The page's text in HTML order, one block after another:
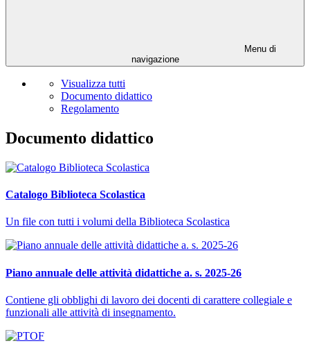
Menu di
navigazione
Visualizza tutti
Documento didattico
Regolamento
Documento didattico
Catalogo Biblioteca Scolastica
Un file con tutti i volumi della Biblioteca Scolastica
Piano annuale delle attività didattiche a. s. 2025-26
Contiene gli obblighi di lavoro dei docenti di carattere collegiale e
funzionali alle attività di insegnamento.